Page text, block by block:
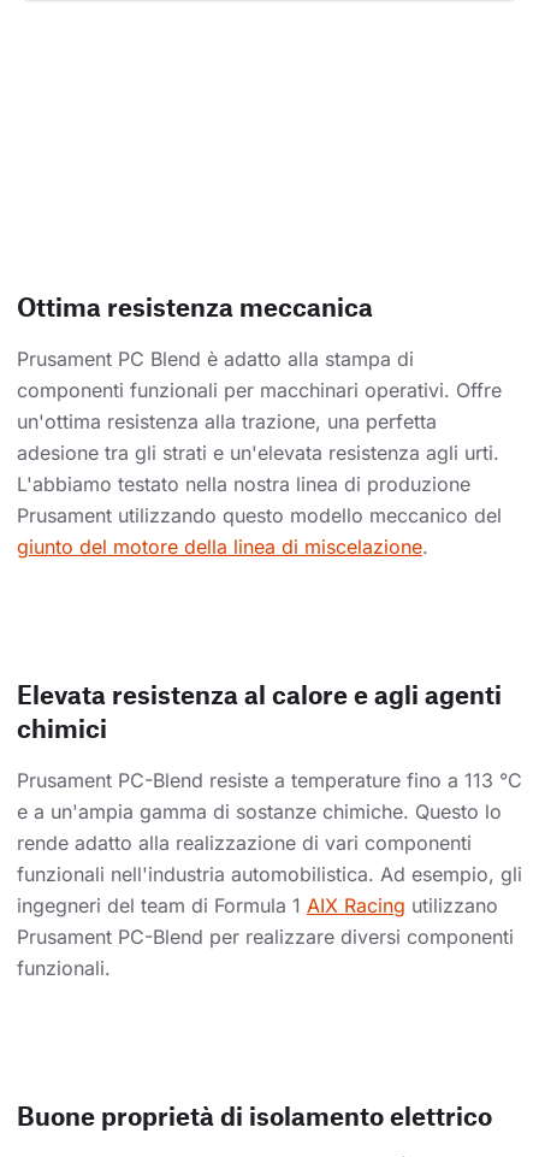
Ottima resistenza meccanica
Prusament PC Blend è adatto alla stampa di
componenti funzionali per macchinari operativi. Offre
un'ottima resistenza alla trazione, una perfetta
adesione tra gli strati e un'elevata resistenza agli urti.
L'abbiamo testato nella nostra linea di produzione
Prusament utilizzando questo modello meccanico del
giunto del motore della linea di miscelazione.
Elevata resistenza al calore e agli agenti
chimici
Prusament PC-Blend resiste a temperature fino a 113 °C
e a un'ampia gamma di sostanze chimiche. Questo lo
rende adatto alla realizzazione di vari componenti
funzionali nell'industria automobilistica. Ad esempio, gli
ingegneri del team di Formula 1 AIX Racing utilizzano
Prusament PC-Blend per realizzare diversi componenti
funzionali.
Buone proprietà di isolamento elettrico